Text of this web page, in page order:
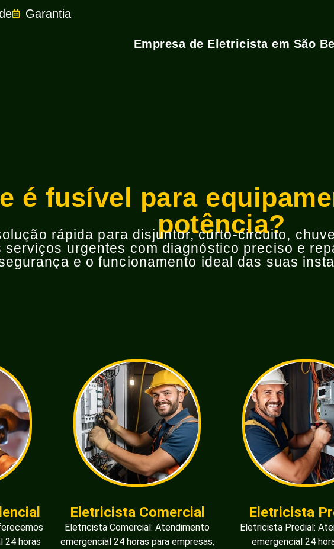
Garantia
Empresa de Eletricista em São
é fusível para
potência?
rápida para disjuntor, curto-circuito,
serviços urgentes com diagnóstico preciso e
e o funcionamento ideal das suas
24 horas
Eletricista Comercial
Eletricista Comercial: Atendimento
emergencial 24 horas para empresas,
Eletricista
Eletricista Predial:
emergencial 24